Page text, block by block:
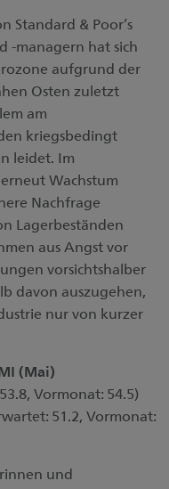
Standard & Poor’s
-managern hat sich
aufgrund der
Osten zuletzt
am
kriegsbedingt
leidet. Im
Wachstum
Nachfrage
Lagerbeständen
aus Angst vor
vorsichtshalber
davon auszugehen,
nur von kurzer
(Mai)
Vormonat: 54.5)
51.2, Vormonat:
und